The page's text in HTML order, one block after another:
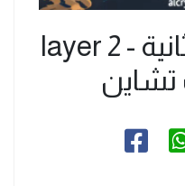
ماهي الطبقة الثانية - layer 2
تشاين